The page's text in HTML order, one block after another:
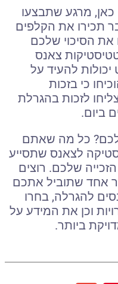
כאן, מרגע שתבצעו
תכירו את הקלפים
את הסיכוי שלכם
צאנס
להעיד על
כי בזכות
לזכות בהגרלת
ביום.
כל מה שאתם
לצאנס שתסייע
שלכם. רוצים
אחד שתוביל אתכם
להגרלה, בחרו
וכן את המידע על
ביותר.